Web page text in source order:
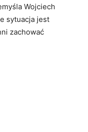
Wojciech
sytuacja jest
zachować